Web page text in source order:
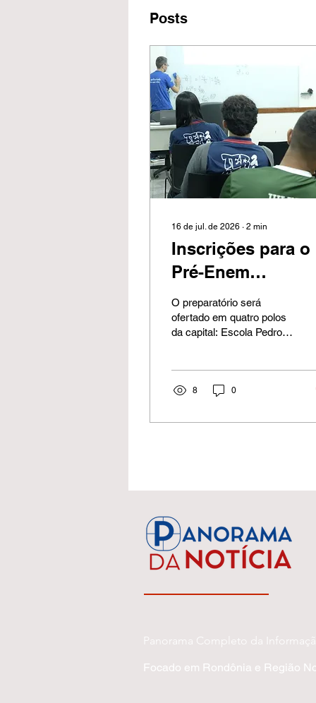
Posts
16 de jul. de 2026 ∙ 2 min
Inscrições para o
Pré-Enem
Municipal 2026
estão abertas em
Porto Velho
O preparatório será
ofertado em quatro polos
da capital: Escola Pedro
Centro de Formação.
8 0
Panorama Completo da
Focado em Rondônia e Região